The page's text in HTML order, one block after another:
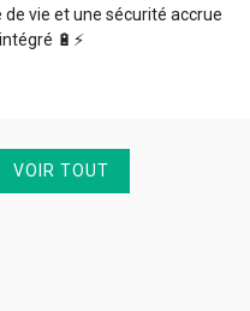
vie et une sécurité accrue
🔋⚡️
VOIR TOUT